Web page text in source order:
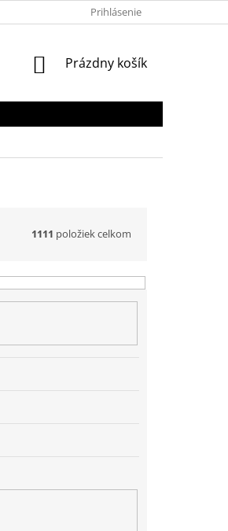
Prihlásenie
NÁKUPNÝ
Prázdny košík
1111 položiek celkom